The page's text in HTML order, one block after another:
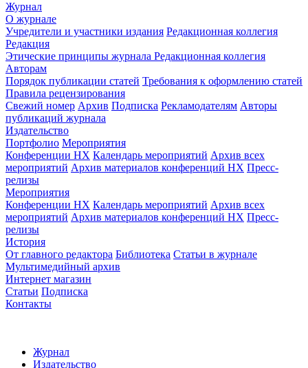
Журнал
О журнале
Учредители и участники издания Редакционная коллегия
Редакция
Этические принципы журнала Редакционная коллегия
Авторам
Порядок публикации статей Требования к оформлению статей
Правила рецензирования
Свежий номер Архив Подписка Рекламодателям Авторы
публикаций журнала
Издательство
Портфолио Мероприятия
Конференции НХ Календарь мероприятий Архив всех
мероприятий Архив материалов конференций НХ Пресс-
релизы
Мероприятия
Конференции НХ Календарь мероприятий Архив всех
мероприятий Архив материалов конференций НХ Пресс-
релизы
История
От главного редактора Библиотека Статьи в журнале
Мультимедийный архив
Интернет магазин
Статьи Подписка
Контакты
Журнал
Издательство